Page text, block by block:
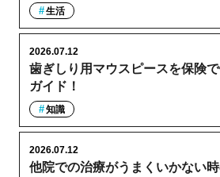
生活
歯ぎしり用マウスピースを保険
ガイド！
2026.07.12
知識
他院での治療がうまくいかない
2026.07.12